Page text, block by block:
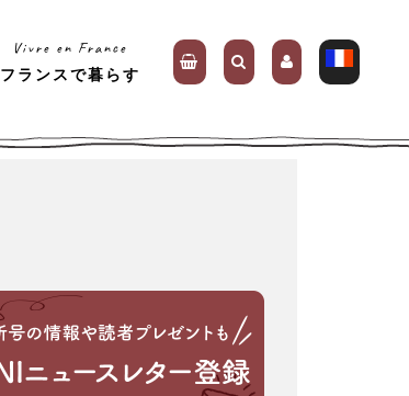
Vivre en France
フランスで暮らす